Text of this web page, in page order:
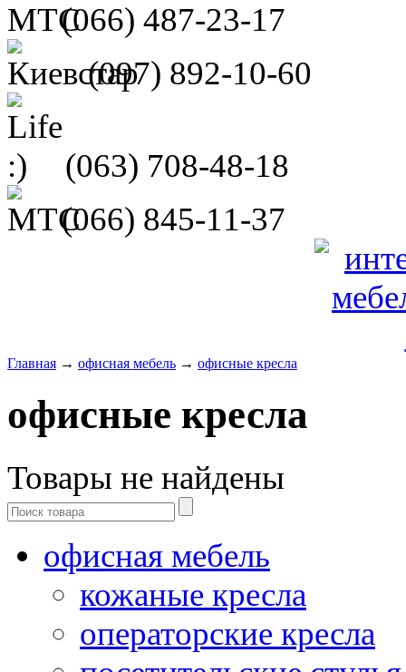
(066) 487-23-17
(097) 892-10-60
(063) 708-48-18
(066) 845-11-37
Главная → офисная мебель → офисные кресла
офисные кресла
Товары не найдены
офисная мебель
кожаные кресла
операторские кресла